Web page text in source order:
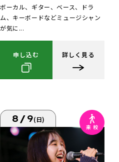
ボーカル、ギター、ベース、ドラ
ム、キーボードなどミュージシャン
が気に...
申し込む 詳しく見る
8/9(日)